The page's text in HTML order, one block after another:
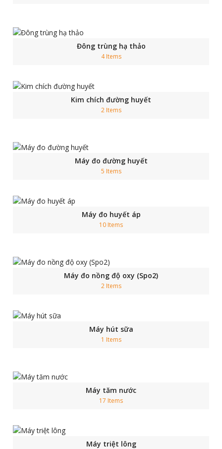
Đông trùng hạ thảo
4 Items
Kim chích đường huyết
2 Items
Máy đo đường huyết
5 Items
Máy đo huyết áp
10 Items
Máy đo nồng độ oxy (Spo2)
2 Items
Máy hút sữa
1 Items
Máy tăm nước
17 Items
Máy triệt lông